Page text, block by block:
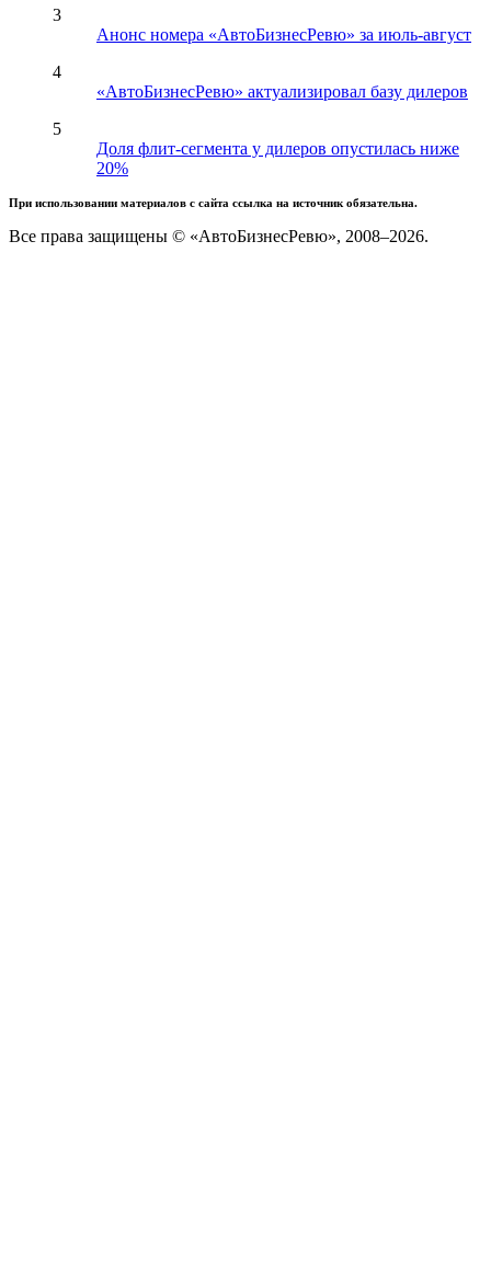
3
Анонс номера «АвтоБизнесРевю» за июль-август
4
«АвтоБизнесРевю» актуализировал базу дилеров
5
Доля флит-сегмента у дилеров опустилась ниже
20%
При использовании материалов с сайта ссылка на источник обязательна.
Все права защищены © «АвтоБизнесРевю», 2008–2026.